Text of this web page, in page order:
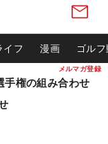
メルマガ登録
イフ 漫画 ゴル
権の組み合わせ